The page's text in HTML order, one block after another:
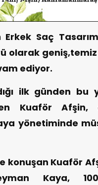
Erkek Saç
olarak
ediyor.
ilk günden
Kuaför Afşin,
yönetiminde
konuşan Kuaför
Kaya,